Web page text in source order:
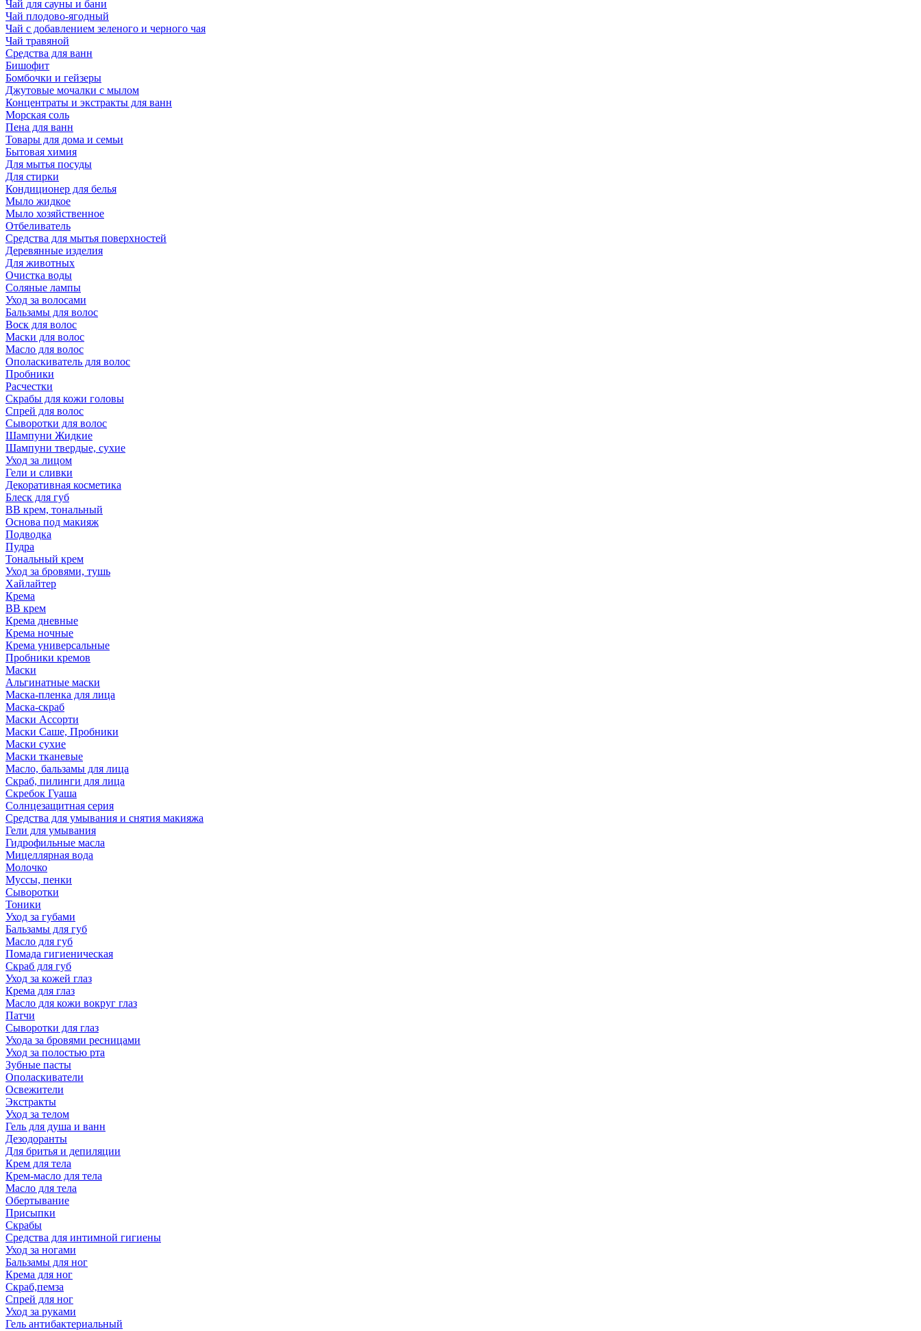
Чай для сауны и бани
Чай плодово-ягодный
Чай с добавлением зеленого и черного чая
Чай травяной
Средства для ванн
Бишофит
Бомбочки и гейзеры
Джутовые мочалки с мылом
Концентраты и экстракты для ванн
Морская соль
Пена для ванн
Товары для дома и семьи
Бытовая химия
Для мытья посуды
Для стирки
Кондиционер для белья
Мыло жидкое
Мыло хозяйственное
Отбеливатель
Средства для мытья поверхностей
Деревянные изделия
Для животных
Очистка воды
Соляные лампы
Уход за волосами
Бальзамы для волос
Воск для волос
Маски для волос
Масло для волос
Ополаскиватель для волос
Пробники
Расчестки
Скрабы для кожи головы
Спрей для волос
Сыворотки для волос
Шампуни Жидкие
Шампуни твердые, сухие
Уход за лицом
Гели и сливки
Декоративная косметика
Блеск для губ
ВВ крем, тональный
Основа под макияж
Подводка
Пудра
Тональный крем
Уход за бровями, тушь
Хайлайтер
Крема
ВВ крем
Крема дневные
Крема ночные
Крема универсальные
Пробники кремов
Маски
Альгинатные маски
Маска-пленка для лица
Маска-скраб
Маски Ассорти
Маски Саше, Пробники
Маски сухие
Маски тканевые
Масло, бальзамы для лица
Скраб, пилинги для лица
Скребок Гуаша
Солнцезащитная серия
Средства для умывания и снятия макияжа
Гели для умывания
Гидрофильные масла
Мицеллярная вода
Молочко
Муссы, пенки
Сыворотки
Тоники
Уход за губами
Бальзамы для губ
Масло для губ
Помада гигиеническая
Скраб для губ
Уход за кожей глаз
Крема для глаз
Масло для кожи вокруг глаз
Патчи
Сыворотки для глаз
Ухода за бровями ресницами
Уход за полостью рта
Зубные пасты
Ополаскиватели
Освежители
Экстракты
Уход за телом
Гель для душа и ванн
Дезодоранты
Для бритья и депиляции
Крем для тела
Крем-масло для тела
Масло для тела
Обертывание
Присыпки
Скрабы
Средства для интимной гигиены
Уход за ногами
Бальзамы для ног
Крема для ног
Скраб,пемза
Спрей для ног
Уход за руками
Гель антибактериальный